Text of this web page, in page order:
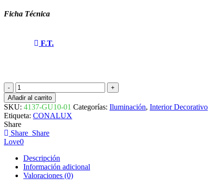
Ficha Técnica
F.T.
DOWNLIGHT
EMPOTRABLE
REDONDO
FIJO
GU10
BLANCO
4137-
GU10-
01
CONALUX
cantidad
Añadir al carrito
SKU: 4137-GU10-01 Categorías: Iluminación, Interior Decorativo
Etiqueta: CONALUX
Share
Share Share
Love0
Descripción
Información adicional
Valoraciones (0)